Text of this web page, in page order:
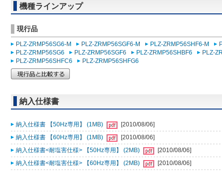
機種ラインアップ
現行品
PLZ-ZRMP56SG6-M PLZ-ZRMP56SGF6-M PLZ-ZRMP56SHF6-M
PLZ-ZRMP56SG6
PLZ-ZRMP56SGF6 PLZ-ZRMP56SHBF6
PLZ-
PLZ-ZRMP56SHFC6
PLZ-ZRMP56SHFG6
納入仕様書
納入仕様書 【50Hz専用】 (1MB)
[2010/08/06]
納入仕様書 【60Hz専用】 (1MB)
[2010/08/06]
納入仕様書<耐塩害仕様> 【50Hz専用】 (2MB)
[2010/08/06]
納入仕様書<耐塩害仕様> 【60Hz専用】 (2MB)
[2010/08/06]